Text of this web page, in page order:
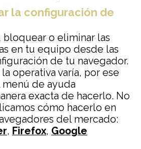
la configuración de
bloquear o eliminar las
en tu equipo desde las
de tu navegador.
operativa varía, por ese
de ayuda
exacta de hacerlo. No
cómo hacerlo en
del mercado:
, Firefox, Google